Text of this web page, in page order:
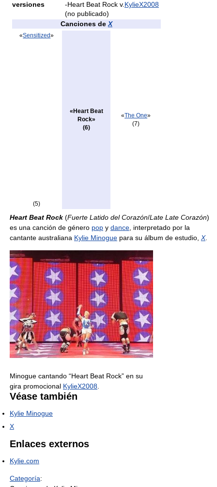
versiones
-Heart Beat Rock v. KylieX2008
(no publicado)
Canciones de X
«Sensitized»
(5)
«Heart Beat
Rock»
(6)
«The One»
(7)
Heart Beat Rock (Fuerte Latido del Corazón/Late Late Corazón)
es una canción de género pop y dance , interpretado por la
cantante australiana Kylie Minogue para su álbum de estudio, X.
Minogue cantando “Heart Beat Rock” en su
gira promocional KylieX2008
Véase también
Kylie Minogue
X
Enlaces externos
Kylie.com
Categoría: